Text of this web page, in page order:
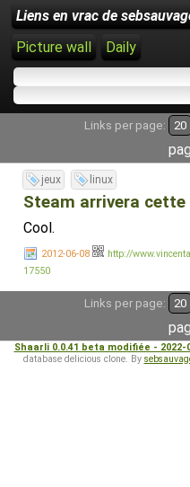
Liens en vrac de
Picture wall
Daily
Links per page: 20
jeux linux
Steam arrivera cette
Cool.
2012-06-08
http://
17550
Links per page: 20
Shaarli 0.0.41 beta modifiée - 2022-
database delicious clone. By